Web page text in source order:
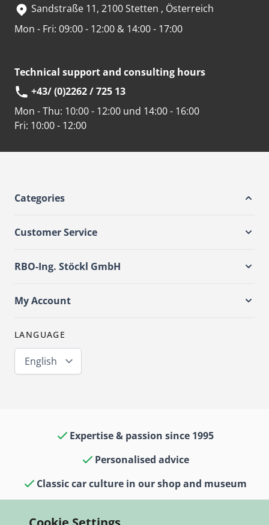
Sandstraße 11, 2100 Stetten , Österreich
Mon - Fri: 09:00 - 12:00 & 14:00 - 17:00
Technical support and consulting hours
+43/ (0)2262 / 725 13
Mon - Thu: 10:00 - 12:00 und 14:00 - 16:00
Fri: 10:00 - 12:00
Categories
Customer Service
RBO-Ing. Stöckl GmbH
My Account
LANGUAGE
English
Expertise & passion since 1995
Personalised advice
Classic car culture in our shop and museum